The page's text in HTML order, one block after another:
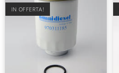
IN OFFERTA!